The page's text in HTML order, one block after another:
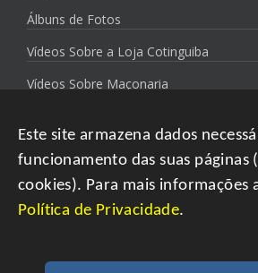
Álbuns de Fotos
Vídeos Sobre a Loja Cotinguiba
Vídeos Sobre Maçonaria
Este site armazena dados
funcionamento das suas páginas
cookies). Para mais informações
Política de Privacidade.